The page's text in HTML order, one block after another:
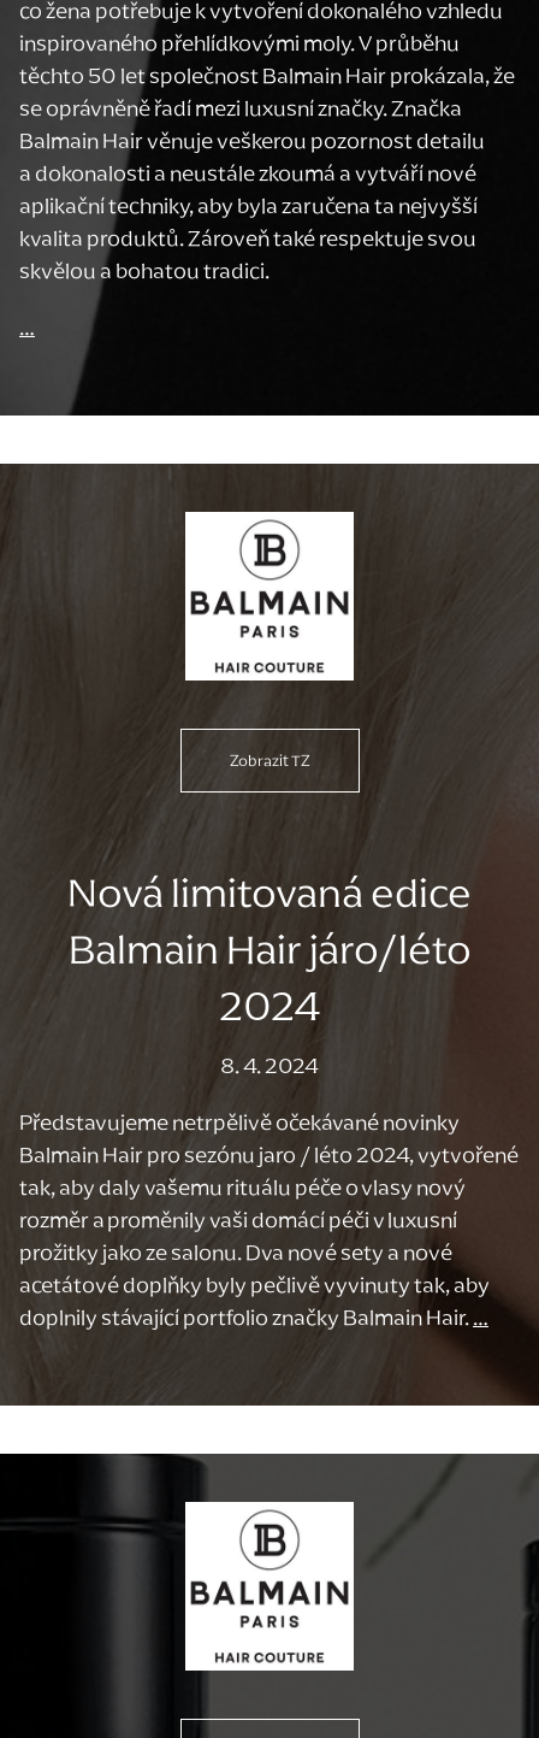
co žena potřebuje k vytvoření dokonalého vzhledu
inspirovaného přehlídkovými moly. V průběhu
těchto 50 let společnost Balmain Hair prokázala, že
se oprávněně řadí mezi luxusní značky. Značka
Balmain Hair věnuje veškerou pozornost detailu
a dokonalosti a neustále zkoumá a vytváří nové
aplikační techniky, aby byla zaručena ta nejvyšší
kvalita produktů. Zároveň také respektuje svou
skvělou a bohatou tradici.
…
Zobrazit TZ
Nová limitovaná edice
Balmain Hair járo/léto
2024
8. 4. 2024
Představujeme netrpělivě očekávané novinky
BalmainHairpro sezónu jaro / léto 2024, vytvořené
tak, aby daly vašemu rituálu péče o vlasy nový
rozměr a proměnily vaši domácí péči v luxusní
prožitky jako ze salonu. Dva nové sety a nové
acetátové doplňky byly pečlivě vyvinuty tak, aby
doplnily stávající portfolio značkyBalmainHair.…